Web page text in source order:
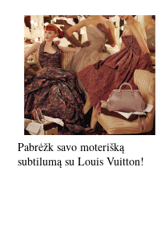
Pabrėžk savo moterišką
subtilumą su Louis Vuitton!